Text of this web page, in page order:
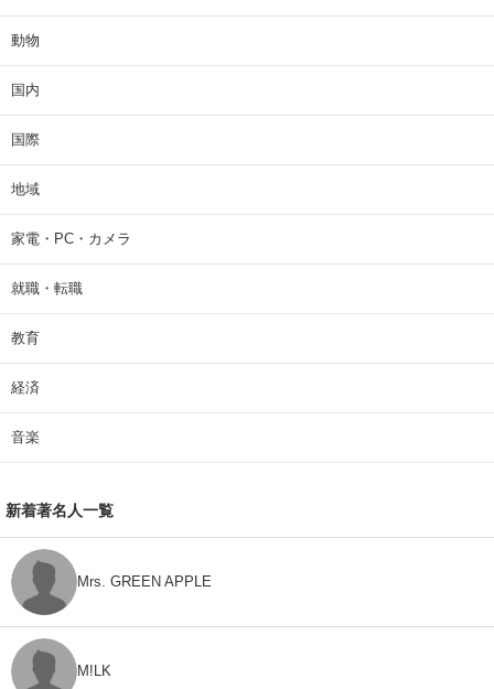
動物
国内
国際
地域
家電・PC・カメラ
就職・転職
教育
経済
音楽
新着著名人一覧
Mrs. GREEN APPLE
M!LK